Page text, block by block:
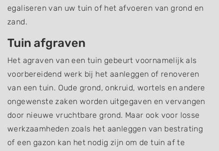
egaliseren van uw tuin of het afvoeren van grond en
zand.
Tuin afgraven
Het agraven van een tuin gebeurt voornamelijk als
voorbereidend werk bij het aanleggen of renoveren
van een tuin. Oude grond, onkruid, wortels en andere
ongewenste zaken worden uitgegaven en vervangen
door nieuwe vruchtbare grond. Maar ook voor losse
werkzaamheden zoals het aanleggen van bestrating
of een gazon kan het nodig zijn om de tuin af te